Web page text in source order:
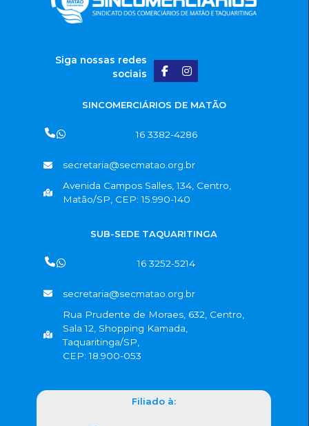
Siga nossas redes
sociais
SINCOMERCIÁRIOS DE MATÃO
16 3382-4286
secretaria@secmatao.org.br
Avenida Campos Salles, 134, Centro,
Matão/SP, CEP: 15.990-140
SUB-SEDE TAQUARITINGA
16 3252-5214
secretaria@secmatao.org.br
Rua Prudente de Moraes, 632, Centro,
Sala 12, Shopping Kamada,
Taquaritinga/SP,
CEP: 18.900-053
Filiado à: